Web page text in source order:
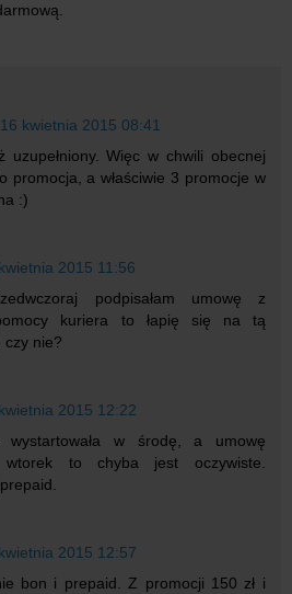
16 kwietnia 2015 08:41
uzupełniony. Więc w chwili obecnej
promocja, a właściwie 3 promocje w
:)
2015 11:56
podpisałam umowę z
kuriera to łapię się na tą
czy nie?
2015 12:22
wystartowała w środę, a umowę
wtorek to chyba jest oczywiste.
2015 12:57
bon i prepaid. Z promocji 150 zł i